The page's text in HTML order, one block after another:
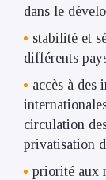
dans le
stabilité et
différents
accès à des
circulation
privatisation
priorité aux